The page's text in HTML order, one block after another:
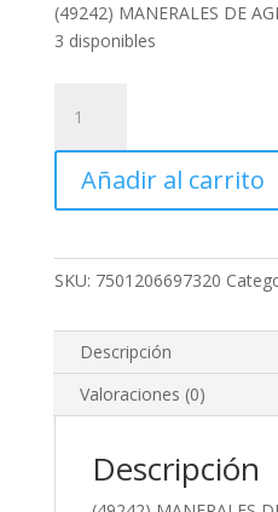
(49242) MANERALES DE
3 disponibles
MANERALES
DE
AGRILICO
PARA
cantidad
Añadir al carrito
SKU: 7501206697320
Descripción
Valoraciones (0)
Descripción